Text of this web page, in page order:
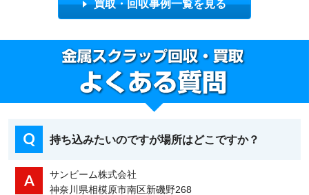
買取・回収事例一覧を見る
持ち込みたいのですが場所はどこですか？
サンビーム株式会社
神奈川県相模原市南区新磯野268